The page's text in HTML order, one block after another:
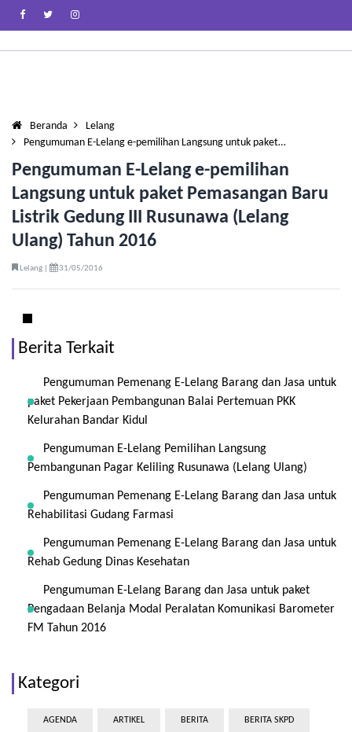
Beranda
Lelang
Pengumuman E-Lelang e-pemilihan Langsung untuk paket…
Pengumuman E-Lelang e-pemilihan
Langsung untuk paket Pemasangan Baru
Listrik Gedung III Rusunawa (Lelang
Ulang) Tahun 2016
Lelang | 31/05/2016
Berita Terkait
Pengumuman Pemenang E-Lelang Barang dan Jasa untuk
paket Pekerjaan Pembangunan Balai Pertemuan PKK
Kelurahan Bandar Kidul
Pengumuman E-Lelang Pemilihan Langsung
Pembangunan Pagar Keliling Rusunawa (Lelang Ulang)
Pengumuman Pemenang E-Lelang Barang dan Jasa untuk
Rehabilitasi Gudang Farmasi
Pengumuman Pemenang E-Lelang Barang dan Jasa untuk
Rehab Gedung Dinas Kesehatan
Pengumuman E-Lelang Barang dan Jasa untuk paket
Pengadaan Belanja Modal Peralatan Komunikasi Barometer
FM Tahun 2016
Kategori
AGENDA ARTIKEL BERITA BERITA SKPD